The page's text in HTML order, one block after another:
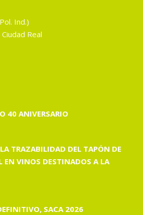
Ind.)
Real
40 ANIVERSARIO
TRAZABILIDAD DEL TAPÓN DE
EN VINOS DESTINADOS A LA
SACA 2026